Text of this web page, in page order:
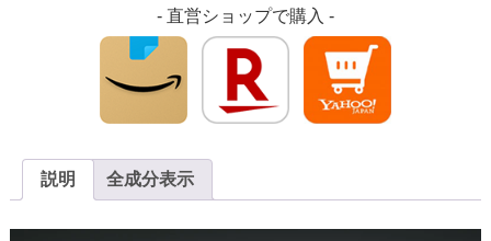
- 直営ショップで購入 -
説明 全成分表示